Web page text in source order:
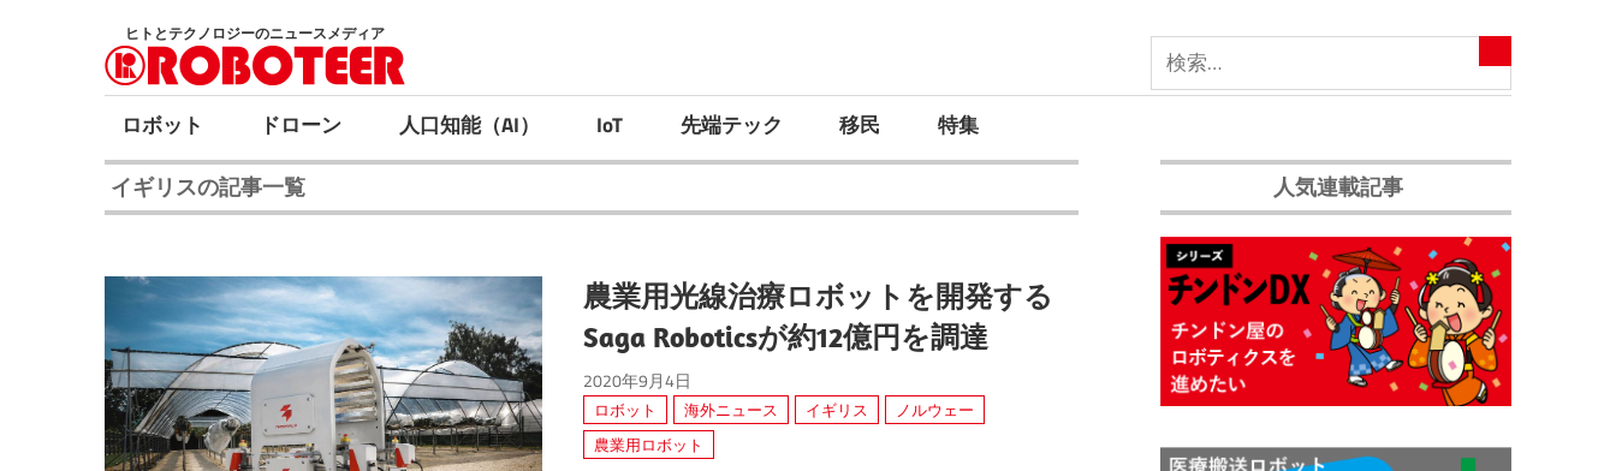
ン
テ
ツ
へ
ス
プ
ヒトとテクノロジーのニュースメディア
ロボット ドローン 人口知能（AI） IoT 先端テック 移民 特集
イギリスの記事一覧
農業用光線治療ロボットを開発する
Saga Roboticsが約12億円を調達
2020年9月4日
ロボット 海外ニュース イギリス
ノルウェー
農業用ロボット
人気連載記事